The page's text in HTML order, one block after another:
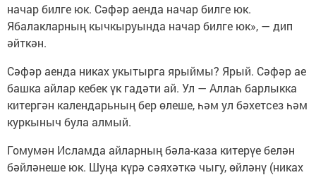
начар билге юк. Сәфәр аенда начар билге юк.
Ябалакларның кычкыруында начар билге юк», — дип
әйткән.
Сәфәр аенда никах укытырга ярыймы? Ярый. Сәфәр ае
башка айлар кебек үк гадәти ай. Ул — Аллаһ барлыкка
китергән календарьның бер өлеше, һәм ул бәхетсез һәм
куркыныч була алмый.
Гомумән Исламда айларның бәла-каза китерүе белән
бәйләнеше юк. Шуңа күрә сәяхәткә чыгу, өйләнү (никах